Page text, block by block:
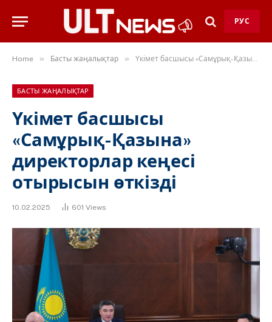
РУС
Home » Басты жаңалықтар » Үкімет басшысы «Самұрық-Қазына» директорлар кеңесі отырысын өткізді
БАСТЫ ЖАҢАЛЫҚТАР
Үкімет басшысы
«Самұрық-Қазына»
директорлар кеңесі
отырысын өткізді
10.02.2025 601 Views